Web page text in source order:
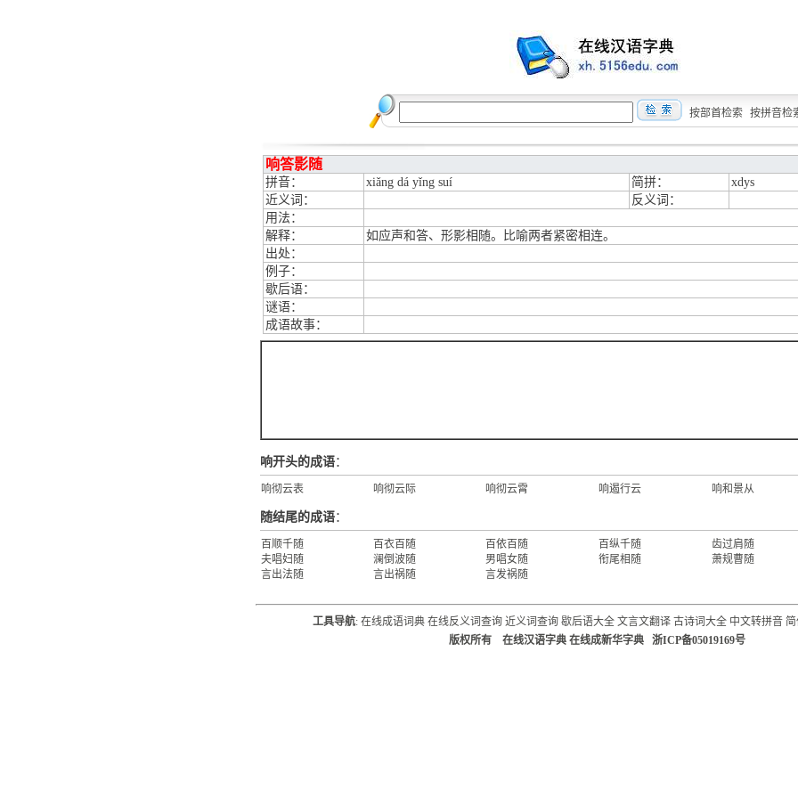
按部首检索 按拼音检
响答影随
拼音： xiǎng dá yǐng suí 简拼：
xdys
近义词：
反义词：
用法：
解释：
如应声和答、形影相随。比喻两者紧密相连。
出处：
例子：
歇后语：
谜语：
成语故事：
响开头的成语：
响彻云表 响彻云际 响彻云霄 响遏行云 响和景从
随结尾的成语：
百顺千随 百衣百随 百依百随 百纵千随
齿过肩随
夫唱妇随
澜倒波随 男唱女随 衔尾相随
萧规曹随
言出法随
言出祸随 言发祸随
工具导航: 在线成语词典 在线反义词查询 近义词查询 歇后语大全 文言文翻译 古诗词大全 中文转拼音
版权所有 在线汉语字典 在线成新华字典 浙ICP备05019169号